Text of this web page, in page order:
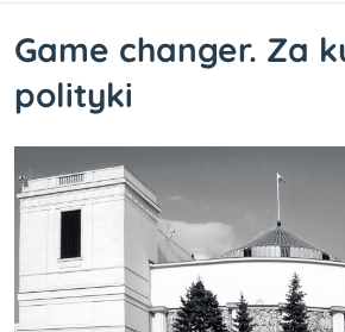
Game changer. Za
polityki